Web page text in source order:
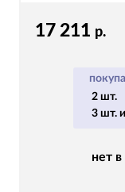
17 211 р.
2 шт.
3 шт.
нет